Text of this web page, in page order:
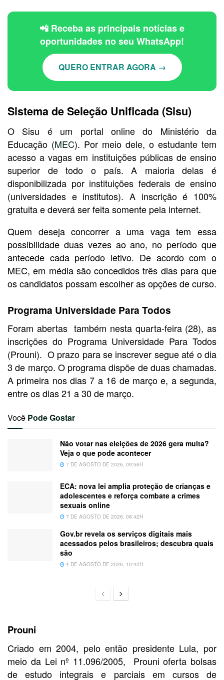
📲 Receba as principais notícias e
oportunidades no seu WhatsApp!
QUERO ENTRAR AGORA →
Sistema de Seleção Unificada (Sisu)
O Sisu é um portal online do Ministério da
Educação (MEC). Por meio dele, o estudante tem
acesso a vagas em instituições públicas de ensino
superior de todo o país. A maioria delas é
disponibilizada por instituições federais de ensino
(universidades e institutos). A inscrição é 100%
gratuita e deverá ser feita somente pela internet.
Quem deseja concorrer a uma vaga tem essa
possibilidade duas vezes ao ano, no período que
antecede cada período letivo. De acordo com o
MEC, em média são concedidos três dias para que
os candidatos possam escolher as opções de curso.
Programa Universidade Para Todos
Foram abertas também nesta quarta-feira (28), as
inscrições do Programa Universidade Para Todos
(Prouni). O prazo para se inscrever segue até o dia
3 de março. O programa dispõe de duas chamadas.
A primeira nos dias 7 a 16 de março e, a segunda,
entre os dias 21 a 30 de março.
Você Pode Gostar
Não votar nas eleições de 2026 gera multa?
Veja o que pode acontecer
7 DE AGOSTO DE 2026, 09:56H
ECA: nova lei amplia proteção de crianças e
adolescentes e reforça combate a crimes
sexuais online
7 DE AGOSTO DE 2026, 08:42H
Gov.br revela os serviços digitais mais
acessados pelos brasileiros; descubra quais
são
4 DE AGOSTO DE 2026, 10:42H
Prouni
Criado em 2004, pelo então presidente Lula, por
meio da Lei nº 11.096/2005, Prouni oferta bolsas
de estudo integrais e parciais em cursos de